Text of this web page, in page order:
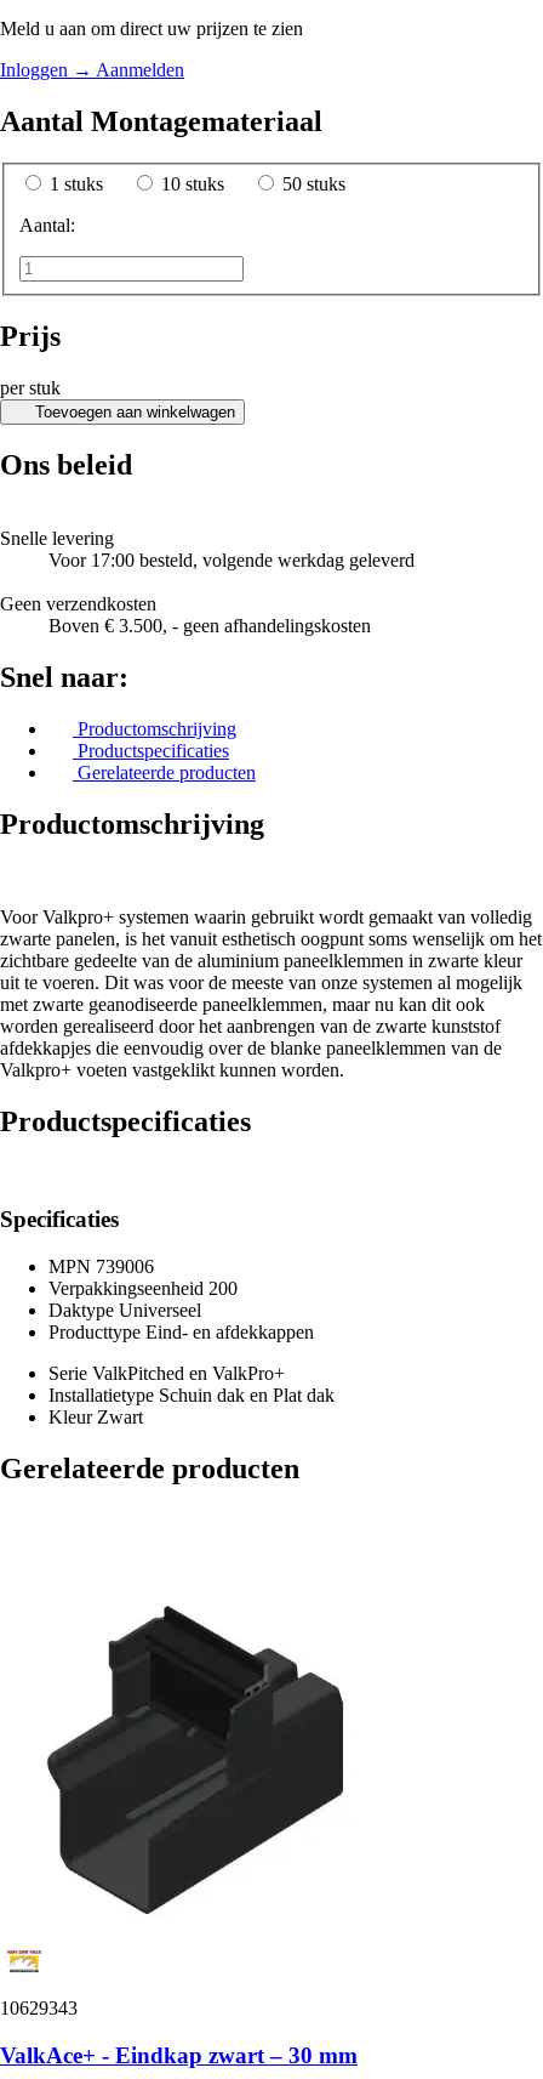
Meld u aan om direct uw prijzen te zien
Inloggen → Aanmelden
Aantal Montagemateriaal
1 stuks 10 stuks
50 stuks
Aantal:
Prijs
per stuk
Toevoegen aan winkelwagen
Ons beleid
Snelle levering
Voor 17:00 besteld, volgende werkdag geleverd
Geen verzendkosten
Boven € 3.500, - geen afhandelingskosten
Snel naar:
Productomschrijving
Productspecificaties
Gerelateerde producten
Productomschrijving
Voor Valkpro+ systemen waarin gebruikt wordt gemaakt van volledig
zwarte panelen, is het vanuit esthetisch oogpunt soms wenselijk om het
zichtbare gedeelte van de aluminium paneelklemmen in zwarte kleur
uit te voeren. Dit was voor de meeste van onze systemen al mogelijk
met zwarte geanodiseerde paneelklemmen, maar nu kan dit ook
worden gerealiseerd door het aanbrengen van de zwarte kunststof
afdekkapjes die eenvoudig over de blanke paneelklemmen van de
Valkpro+ voeten vastgeklikt kunnen worden.
Productspecificaties
Specificaties
MPN 739006
Verpakkingseenheid 200
Daktype Universeel
Producttype Eind- en afdekkappen
Serie ValkPitched en ValkPro+
Installatietype Schuin dak en Plat dak
Kleur Zwart
Gerelateerde producten
10629343
ValkAce+ - Eindkap zwart – 30 mm